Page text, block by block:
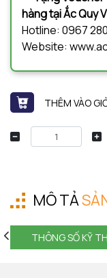
hàng tại Ắc Quy
Hotline: 0967
Website:
THÊM VÀO
MÔ TẢ
THÔNG SỐ KỸ